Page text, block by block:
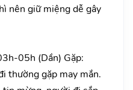
nên giữ miệng dễ gây
05h (Dần) Gặp:
thường gặp may mắn.